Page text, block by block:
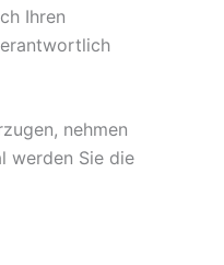
Ihren
nehmen
werden Sie die